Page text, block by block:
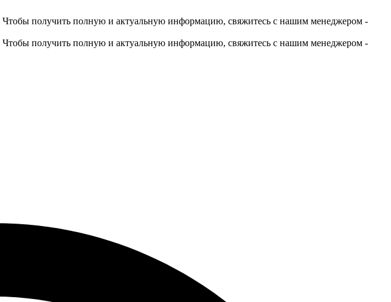
Чтобы получить полную и актуальную информацию, свяжитесь с нашим менеджером -
Чтобы получить полную и актуальную информацию, свяжитесь с нашим менеджером -